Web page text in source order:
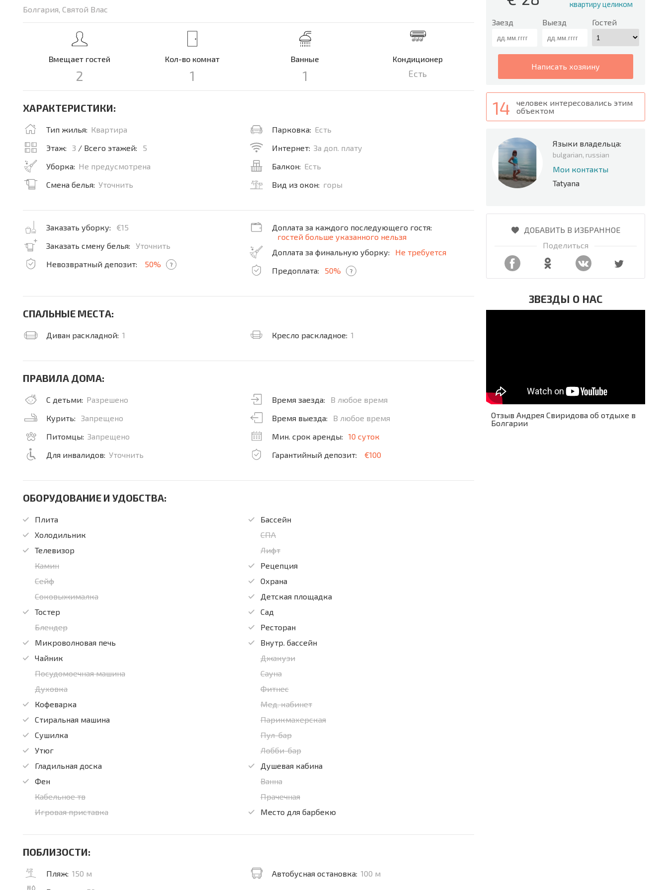
квартиру целиком
Заезд Выезд Гостей
написать хозяину
14
человек интересовались этим
объектом
Языки владельца:
bulgarian, russian
Мои контакты
Tatyana
ДОБАВИТЬ В ИЗБРАННОЕ
Поделиться
ЗВЕЗДЫ О НАС
Отзыв Андрея Свиридова об отдыхе в
Болгарии
Болгария, Святой Влас
Вмещает гостей
2
Кол-во комнат
1
Ванные
1
Кондиционер
Есть
ХАРАКТЕРИСТИКИ:
Тип жилья: Квартира
Этаж:
3 / Всего этажей:
5
Уборка: Не предусмотрена
Смена белья: Уточнить
Парковка: Есть
Интернет: За доп. плату
Балкон: Есть
Вид из окон: горы
Заказать уборку:
€15
Заказать смену белья:
Уточнить
Невозвратный депозит:
50% ?
Доплата за каждого последующего гостя:
гостей больше указанного нельзя
Доплата за финальную уборку:
Не требуется
Предоплата:
50% ?
СПАЛЬНЫЕ МЕСТА:
Диван раскладной: 1 Кресло раскладное: 1
ПРАВИЛА ДОМА:
С детьми: Разрешено
Курить:
Запрещено
Питомцы: Запрещено
Для инвалидов: Уточнить
Время заезда:
В любое время
Время выезда:
В любое время
Мин. срок аренды:
10 суток
Гарантийный депозит:
€100
ОБОРУДОВАНИЕ И УДОБСТВА:
Плита
Холодильник
Телевизор
Камин
Сейф
Соковыжималка
Тостер
Блендер
Микроволновая печь
Чайник
Посудомоечная машина
Духовка
Кофеварка
Стиральная машина
Сушилка
Утюг
Гладильная доска
Фен
Кабельное тв
Игровая приставка
Бассейн
СПА
Лифт
Рецепция
Охрана
Детская площадка
Сад
Ресторан
Внутр. бассейн
Джакузи
Сауна
Фитнес
Мед. кабинет
Парикмахерская
Пул-бар
Лобби-бар
Душевая кабина
Ванна
Прачечная
Место для барбекю
ПОБЛИЗОСТИ:
Пляж: 150 м
Автобусная остановка: 100 м